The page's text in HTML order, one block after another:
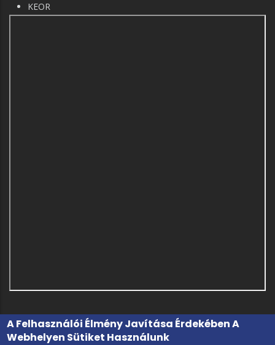
KEOR
A Felhasználói Élmény Javítása Érdekében A
Webhelyen Sütiket Használunk